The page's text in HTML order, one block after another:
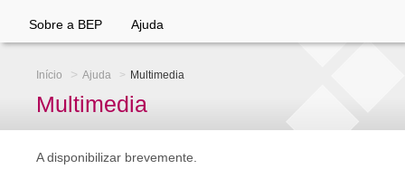
Sobre a BEP Ajuda
Início Ajuda Multimedia
Multimedia
A disponibilizar brevemente.